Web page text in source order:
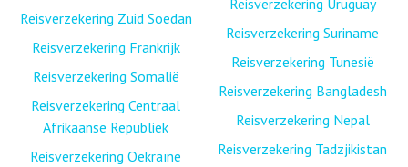
Reisverzekering Zuid Soedan
Reisverzekering Frankrijk
Reisverzekering Somalië
Reisverzekering Centraal
Afrikaanse Republiek
Reisverzekering Oekraïne
Reisverzekering Suriname
Reisverzekering Tunesië
Reisverzekering Bangladesh
Reisverzekering Nepal
Reisverzekering Tadzjikistan